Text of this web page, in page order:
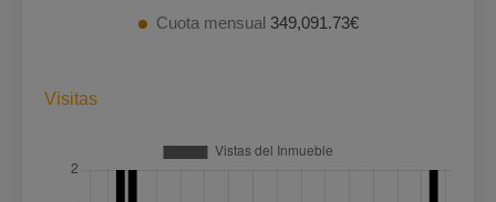
Cuota mensual 349,091.73€
Visitas